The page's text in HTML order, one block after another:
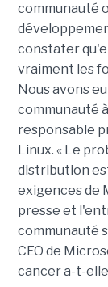
communauté
constater
vraiment les
Nous avons
communauté
responsable
Linux. « Le
distribution
exigences de
presse et
communauté
CEO de
cancer a-t-